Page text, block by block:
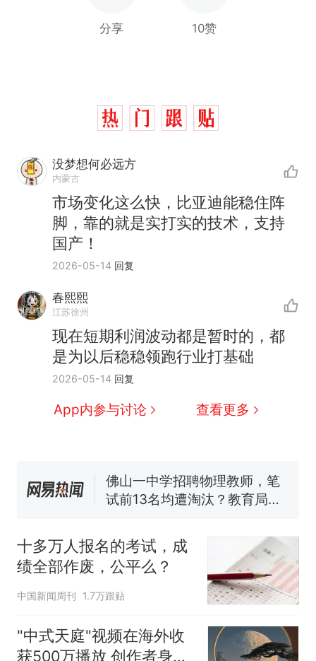
分享 10赞
没梦想何必远方
内蒙古
市场变化这么快，比亚迪能稳住阵
脚，靠的就是实打实的技术，支持
国产！
2026-05-14 回复
春熙熙
江苏徐州
现在短期利润波动都是暂时的，都
是为以后稳稳领跑行业打基础
2026-05-14 回复
App内参与讨论 查看更多
新 全球唯一没有法定首都的国
家，刚改国名，总统就邀请中
国大使骑行绕了几乎整个国境
线一圈，还曾两次到中国寻根
搬家报价570元，搬到楼下交
5060元才肯搬上楼！女子傻眼
了……
视频丨只要一枚命中就能让航
佛山一中学招聘物理教师，笔
试前13名均遭淘汰？教育局：
核查
全部作废，公平么？
十多万人报名的考试，成
绩全部作废，公平么？
中国新闻周刊 1.7万跟贴
"中式天庭"视频在海外收
获500万播放 创作者身份